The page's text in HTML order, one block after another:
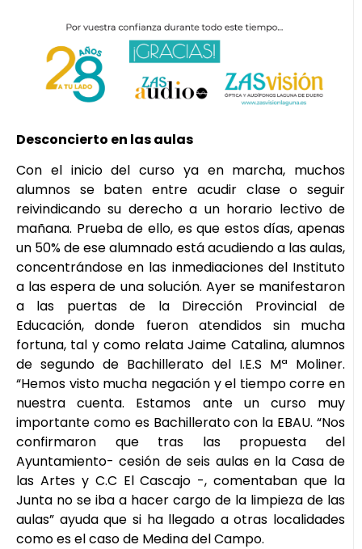
Desconcierto en las aulas
Con el inicio del curso ya en marcha, muchos
alumnos se baten entre acudir clase o seguir
reivindicando su derecho a un horario lectivo de
mañana. Prueba de ello, es que estos días, apenas
un 50% de ese alumnado está acudiendo a las aulas,
concentrándose en las inmediaciones del Instituto
a las espera de una solución. Ayer se manifestaron
a las puertas de la Dirección Provincial de
Educación, donde fueron atendidos sin mucha
fortuna, tal y como relata Jaime Catalina, alumnos
de segundo de Bachillerato del I.E.S Mª Moliner.
“Hemos visto mucha negación y el tiempo corre en
nuestra cuenta. Estamos ante un curso muy
importante como es Bachillerato con la EBAU. “Nos
confirmaron que tras las propuesta del
Ayuntamiento- cesión de seis aulas en la Casa de
las Artes y C.C El Cascajo -, comentaban que la
Junta no se iba a hacer cargo de la limpieza de las
aulas” ayuda que si ha llegado a otras localidades
como es el caso de Medina del Campo.